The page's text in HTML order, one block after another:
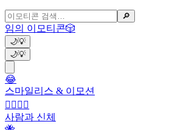
🔎
임의 이모티콘🎲
🌙💡
🌙💡
😂
스마일리스 & 이모션
👩‍❤️‍💋‍👨
사람과 신체